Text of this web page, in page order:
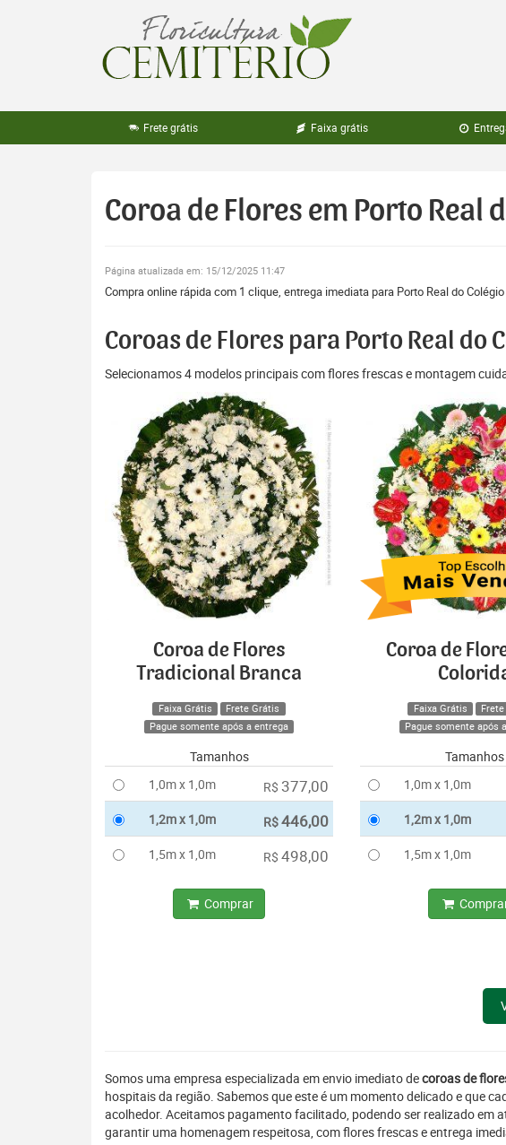
Frete grátis Faixa grátis
Coroa de Flores em Porto
Página atualizada em: 15/12/2025 11:47
Compra online rápida com 1 clique, entrega imediata para Porto Real do
Coroas de Flores para Porto Real do
Selecionamos 4 modelos principais com flores frescas e montagem
Coroa de Flores
Tradicional Branca
Faixa Grátis
Frete Grátis
Pague somente após a entrega
Tamanhos
1,0m x 1,0m
R$ 377,00
1,2m x 1,0m R$446,00
1,5m x 1,0m R$ 498,00
Comprar
Coroa de
Faixa Grátis
Pague somente após
Tamanhos
1,0m x 1,0m
1,2m x 1,0m
1,5m x 1,0m
Somos uma empresa especializada em envio imediato decoroas de
hospitais da região. Sabemos que este é um momento delicado e que
acolhedor. Aceitamos pagamento facilitado, podendo ser realizado em
garantir uma homenagem respeitosa, com flores frescas e entrega